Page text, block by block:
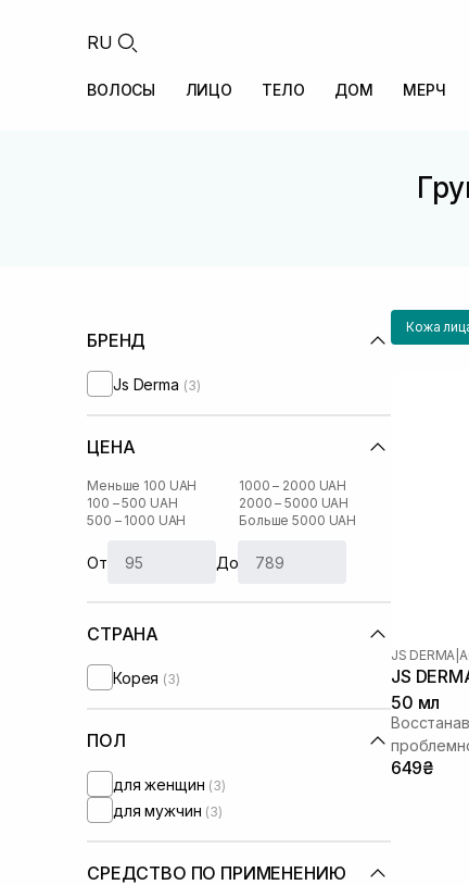
RU
ВОЛОСЫ ЛИЦО ТЕЛО ДОМ МЕРЧ
БРЕНД
Js Derma (3)
ЦЕНА
Меньше 100 UAH
100 – 500 UAH
500 – 1000 UAH
1000 – 2000 UAH
2000 – 5000 UAH
Больше 5000 UAH
От До
СТРАНА
Корея (3)
ПОЛ
для женщин (3)
для мужчин (3)
СРЕДСТВО ПО ПРИМЕНЕНИЮ
Кожа
JS DERMA
JS
50 мл
649₴